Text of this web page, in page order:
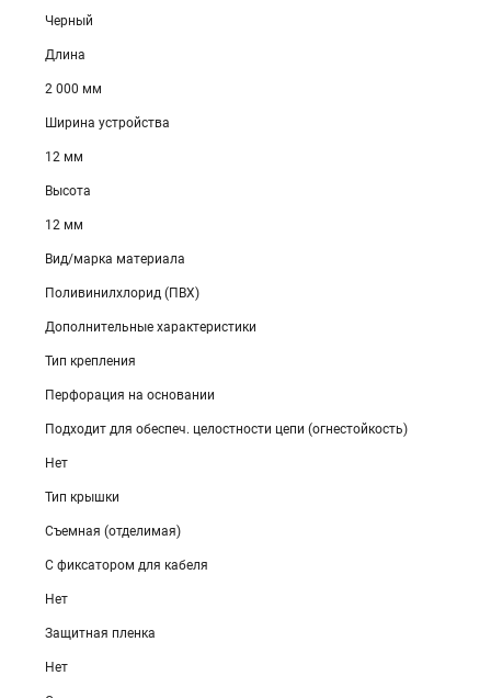
Черный
Длина
2 000 мм
Ширина устройства
12 мм
Высота
12 мм
Вид/марка материала
Поливинилхлорид (ПВХ)
Дополнительные характеристики
Тип крепления
Перфорация на основании
Подходит для обеспеч. целостности цепи (огнестойкость)
Нет
Тип крышки
Съемная (отделимая)
С фиксатором для кабеля
Нет
Защитная пленка
Нет